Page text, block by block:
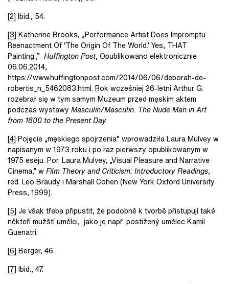
[2] Ibid., 54.
[3] Katherine Brooks, „Performance Artist Does Impromptu
Reenactment Of ‘The Origin Of The World.’ Yes, THAT
Painting.,” Huffington Post, Opublikowano elektronicznie
06.06.2014,
https://www.huffingtonpost.com/2014/06/06/deborah-de-
robertis_n_5462083.html. Rok wcześniej 26-letni Arthur G.
rozebrał się w tym samym Muzeum przed męskim aktem
podczas wystawy Masculin/Masculin. The Nude Man in Art
from 1800 to the Present Day.
[4] Pojęcie „męskiego spojrzenia” wprowadziła Laura Mulvey w
napisanym w 1973 roku i po raz pierwszy opublikowanym w
1975 eseju. Por. Laura Mulvey, „Visual Pleasure and Narrative
Cinema,” wFilm Theory and Criticism: Introductory Readings,
red. Leo Braudy i Marshall Cohen (New York Oxford University
Press, 1999).
[5] Je však třeba připustit, že podobně k tvorbě přistupují také
někteří mužští umělci, jako je např. postižený umělec Kamil
Guenatri.
[6] Berger, 46.
[7] Ibid., 47.